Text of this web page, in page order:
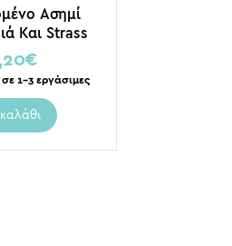
Ασημί
Και Strass
€
1-3 εργάσιμες